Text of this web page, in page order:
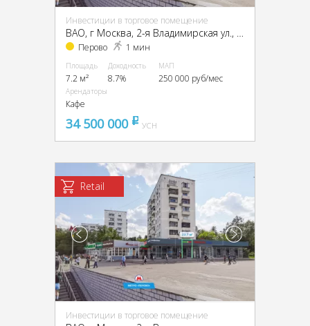
Инвестиции в торговое помещение
ВАО, г Москва, 2-я Владимирская ул., 38/18
Перово 1 мин
Площадь
7.2 м²
Доходность
8.7%
МАП
250 000 руб/мес
Арендаторы
Кафе
34 500 000 pуб
УСН
Retail
Инвестиции в торговое помещение